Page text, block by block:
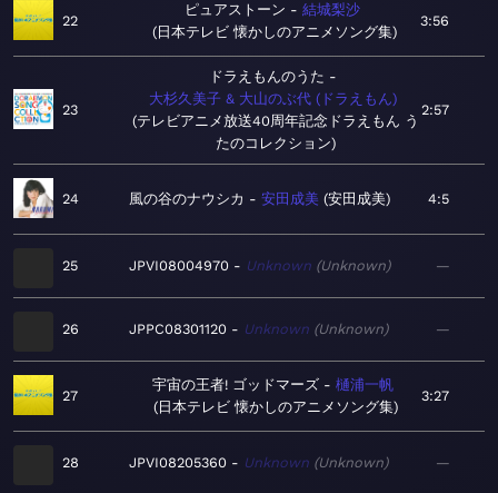
22
ピュアストーン
結城梨沙
日本テレビ 懐かしのアニメソング集
3:56
23
ドラえもんのうた
大杉久美子 & 大山のぶ代 (ドラえもん)
テレビアニメ放送40周年記念ドラえもん う
たのコレクション
2:57
24 風の谷のナウシカ 安田成美 安田成美 4:5
25 JPVI08004970 Unknown Unknown —
26 JPPC08301120 Unknown Unknown —
27
宇宙の王者! ゴッドマーズ
樋浦一帆
日本テレビ 懐かしのアニメソング集
3:27
28 JPVI08205360 Unknown Unknown —